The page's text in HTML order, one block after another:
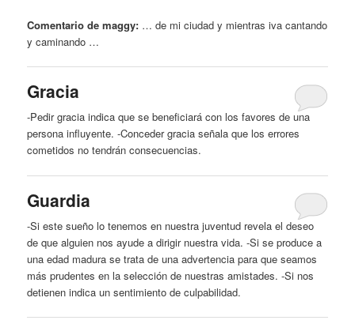
Comentario de maggy: … de mi ciudady mientras iva cantando
y caminando …
Gracia
-Pedirgracia indica que se beneficiará con los favores de una
persona influyente. -Conceder gracia señala que los errores
cometidos no tendrán consecuencias.
Guardia
-Si este sueño lo tenemos en nuestra juventud revela eldeseo
de que alguien nos ayude a dirigir nuestra vida. -Si se produce a
una edad madura se trata de una advertencia para que seamos
más prudentes en la selección de nuestras amistades. -Si nos
detienen indica un sentimiento de culpabilidad.